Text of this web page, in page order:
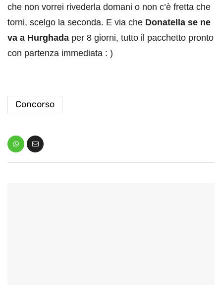
che non vorrei rivederla domani o non c’è fretta che
torni, scelgo la seconda. E via che Donatella se ne
va a Hurghada per 8 giorni, tutto il pacchetto pronto
con partenza immediata : )
Concorso